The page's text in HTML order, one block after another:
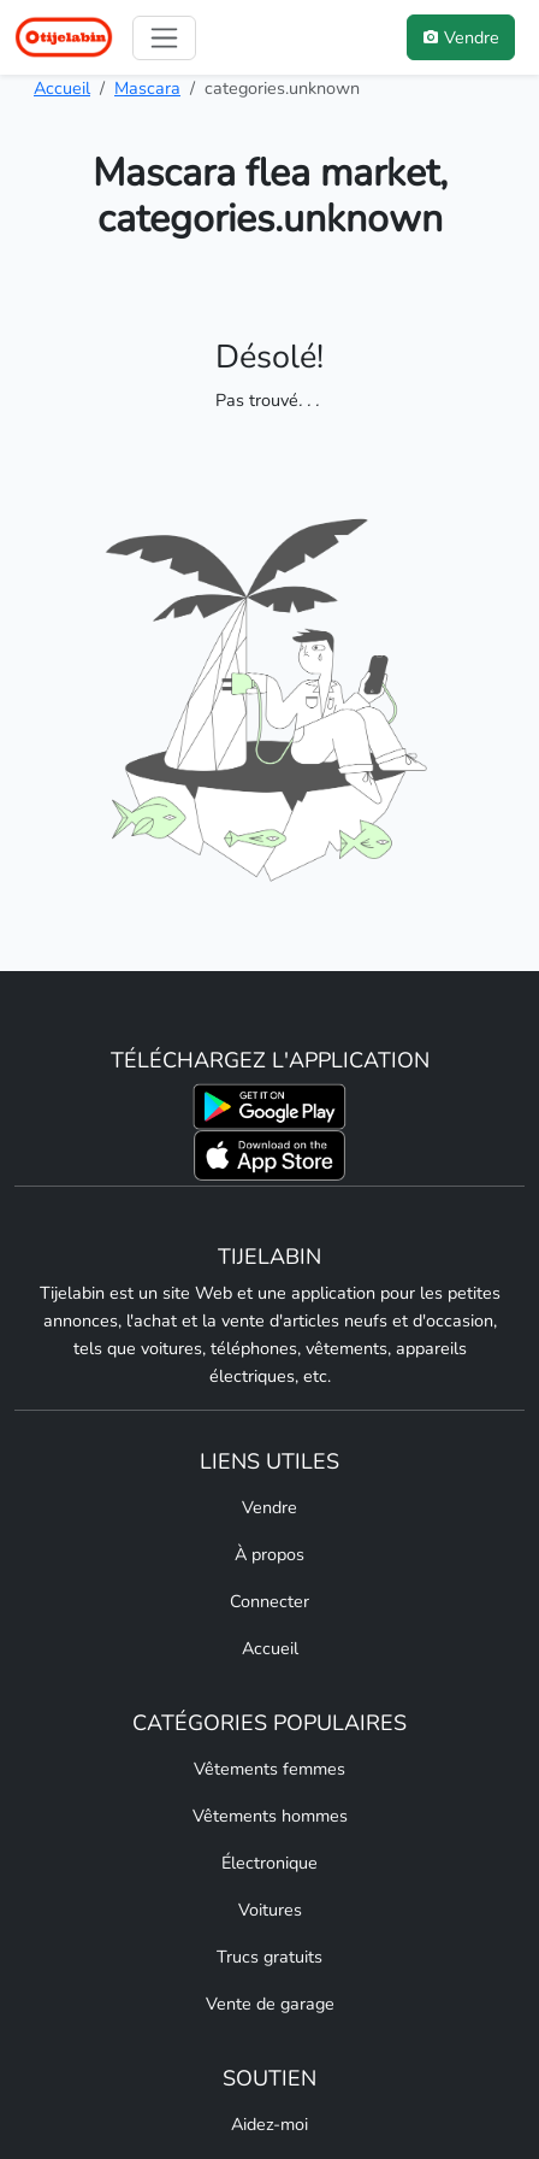
Vendre
Accueil Mascara categories.unknown
Mascara flea market,
categories.unknown
Désolé!
Pas trouvé. . .
TÉLÉCHARGEZ L'APPLICATION
TIJELABIN
Tijelabin est un site Web et une application pour les petites
annonces, l'achat et la vente d'articles neufs et d'occasion,
tels que voitures, téléphones, vêtements, appareils
électriques, etc.
LIENS UTILES
Vendre
À propos
Connecter
Accueil
CATÉGORIES POPULAIRES
Vêtements femmes
Vêtements hommes
Électronique
Voitures
Trucs gratuits
Vente de garage
SOUTIEN
Aidez-moi